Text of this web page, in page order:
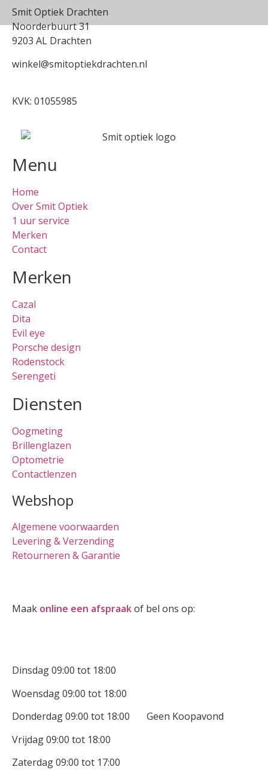
Smit Optiek Drachten
Noorderbuurt 31
9203 AL Drachten
winkel@smitoptiekdrachten.nl
KVK: 01055985
Menu
Home
Over Smit Optiek
1 uur service
Merken
Contact
Merken
Cazal
Dita
Evil eye
Porsche design
Rodenstock
Serengeti
Diensten
Oogmeting
Brillenglazen
Optometrie
Contactlenzen
Webshop
Algemene voorwaarden
Levering & Verzending
Retourneren & Garantie
Maak online een afspraakof bel ons op:
Dinsdag 09:00 tot 18:00
Woensdag 09:00 tot 18:00
Donderdag 09:00 tot 18:00 Geen Koopavond
Vrijdag 09:00 tot 18:00
Zaterdag 09:00 tot 17:00